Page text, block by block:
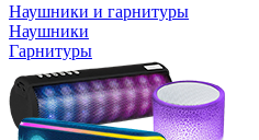
Наушники и гарнитуры
Наушники
Гарнитуры